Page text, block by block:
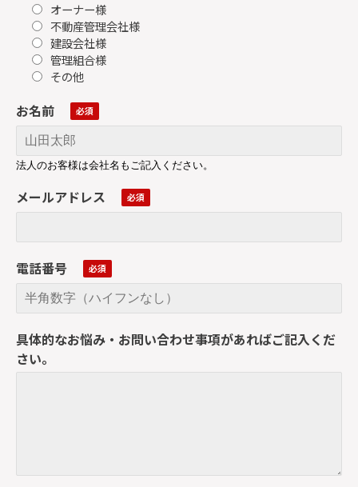
オーナー様
不動産管理会社様
建設会社様
管理組合様
その他
お名前
法人のお客様は会社名もご記入ください。
メールアドレス
電話番号
具体的なお悩み・お問い合わせ事項があればご記入くだ
さい。